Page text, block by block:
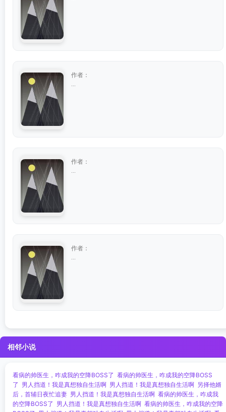
作者：
作者：
作者：
相邻小说
看病的帅医生，咋成我的空降BOSS了 看病的帅医生，咋成我的空降BOSS
了 男人挡道！我是真想独自生活啊 男人挡道！我是真想独自生活啊 另择他婿
后，首辅日夜忙追妻 男人挡道！我是真想独自生活啊 看病的帅医生，咋成我
的空降BOSS了 男人挡道！我是真想独自生活啊 看病的帅医生，咋成我的空降